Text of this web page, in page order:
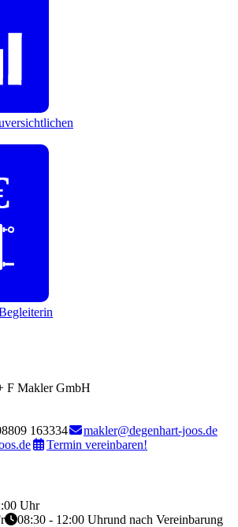
F Makler GmbH
163334
makler@degenhart-joos.de
Termin vereinbaren!
Uhr
08:30 - 12:00 Uhrund nach Vereinbarung